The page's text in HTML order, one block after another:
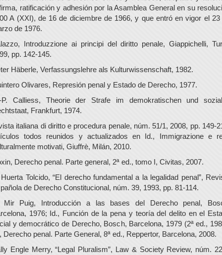
ratificación y adhesión por la Asamblea General en su
A (XXI), de 16 de diciembre de 1966, y que entró en vigor el 23
de 1976.
Introduzzione ai principi del diritto penale, Giappichelli,
pp. 142-145.
Häberle, Verfassungslehre als Kulturwissenschaft, 1982.
Olivares, Represión penal y Estado de Derecho, 1977.
P. Calliess, Theorie der Strafe im demokratischen und
Frankfurt, 1974.
italiana di diritto e procedura penale, núm. 51/1, 2008, pp. 149-
todos reunidos y actualizados en Id., Immigrazione e
motivati, Giuffrè, Milán, 2010.
Derecho penal. Parte general, 2ª ed., tomo I, Civitas, 2007.
Tolcido, “El derecho fundamental a la legalidad penal”,
de Derecho Constitucional, núm. 39, 1993, pp. 81-114.
Mir Puig, Introducción a las bases del Derecho penal,
1976; Id., Función de la pena y teoría del delito en el
y democrático de Derecho, Bosch, Barcelona, 1979 (2ª ed.,
Derecho penal. Parte General, 8ª ed., Reppertor, Barcelona, 2008.
Engle Merry, “Legal Pluralism”, Law & Society Review, núm.